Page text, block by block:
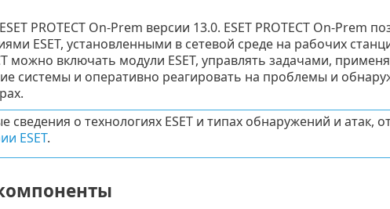
PROTECT On-Prem версии 13.0. ESET PROTECT On-Prem
ESET, установленными в сетевой среде на рабочих
можно включать модули ESET, управлять задачами,
системы и оперативно реагировать на проблемы и
сведения о технологиях ESET и типах обнаружений и
ESET.
компоненты